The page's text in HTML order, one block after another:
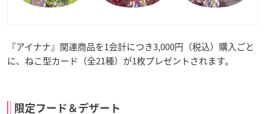
『アイナナ』関連商品を1会計につき3,000円（税込）購入ごと
に、ねこ型カード（全21種）が1枚プレゼントされます。
限定フード＆デザート